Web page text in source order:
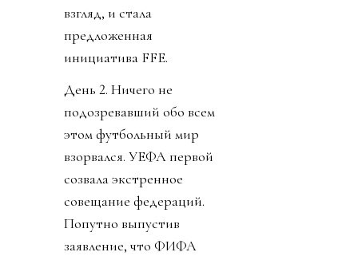
взгляд, и стала
предложенная
инициатива FFE.
День 2. Ничего не
подозревавший обо всем
этом футбольный мир
взорвался. УЕФА первой
созвала экстренное
совещание федераций.
Попутно выпустив
заявление, что ФИФА